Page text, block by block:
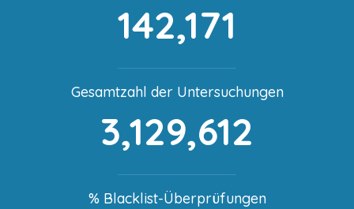
142,171
Gesamtzahl der Untersuchungen
3,129,612
% Blacklist-Überprüfungen